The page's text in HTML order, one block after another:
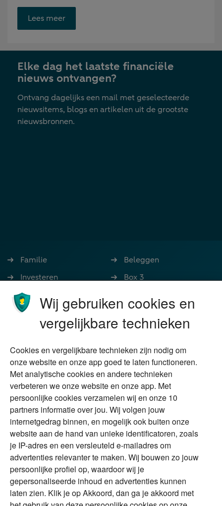
Lees meerOpent
link
nieuwe
tab
Elke dag het laatste financiële
nieuws ontvangen?
Ontvang dagelijks een mail met geselecteerde
nieuwsitems, blogs en artikelen uit de grootste
nieuwsbronnen.
Familie
Investeren
Ondernemen
Stoppen met werken
Wonen
Beleggen
Box 3
Nalatenschap
Schenken
Duurzaam
Vermogensplanning
Tweede huis in
buitenland
DGA
Erfenis
Over Financial Focus
Specialisten
Financial Focus
magazine
The Exit Years
Contact
Alles voor en over vermogenden.
Wij gebruiken cookies en
vergelijkbare technieken
Cookies en vergelijkbare technieken zijn nodig om
onze website en onze app goed te laten functioneren.
Met analytische cookies en andere technieken
verbeteren we onze website en onze app. Met
persoonlijke cookies verzamelen wij en onze 10
partners informatie over jou. Wij volgen jouw
internetgedrag binnen, en mogelijk ook buiten onze
website aan de hand van unieke identificatoren, zoals
je IP-adres en een versleuteld e-mailadres om
advertenties relevanter te maken. Wij bouwen zo jouw
persoonlijke profiel op, waardoor wij je
gepersonaliseerde inhoud en advertenties kunnen
laten zien. Klik je op Akkoord, dan ga je akkoord met